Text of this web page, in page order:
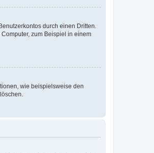
durch einen Dritten.
zum Beispiel in einem
wie beispielsweise den